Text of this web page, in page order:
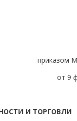
приказом
от 9
И ТОРГОВЛИ